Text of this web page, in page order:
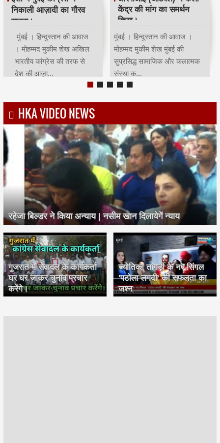
भाईचारे का संदेश:कांग्रेस ने
आयोजित किया रोजा इफ्तार
मुंबई | हिन्दुस्तान की आवाज |
मोहम्मद मुकीम शेखमुंबई कांग्रेस
अध्यक्ष भाई जगताप व कार्याध्यक्ष
चरणसि...
ट्रस्ट ने सचिन तेंदुलकर का
सम्मान किया।
मुंबई । हिन्दुस्तान की आवाज ।
मोहम्मद मुकीम शेख भारतीय क्रिकेट
के भगवान कहे जाने वाले देश के
मह...
HKA VIDEO NEWS
रहेजा बिल्डर ने किया अन्याय | नसीम खान दिलायेगें न्याय
गुजरात में सेवादल के कार्यकर्ता
घर घर जाकर चुनाव प्रचार
करेंगे।
ज्योतिका तांगड़ी के नए सिंगल
'पटोला लगदी' की सफलता का
जश्न